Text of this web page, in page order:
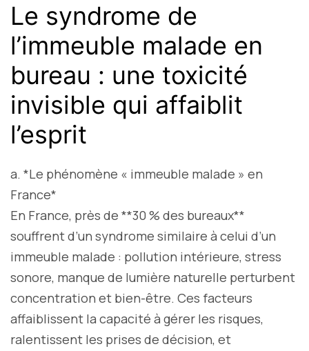
Le syndrome de
l’immeuble malade en
bureau : une toxicité
invisible qui affaiblit
l’esprit
a. *Le phénomène « immeuble malade » en
France*
En France, près de **30 % des bureaux**
souffrent d’un syndrome similaire à celui d’un
immeuble malade : pollution intérieure, stress
sonore, manque de lumière naturelle perturbent
concentration et bien-être. Ces facteurs
affaiblissent la capacité à gérer les risques,
ralentissent les prises de décision, et